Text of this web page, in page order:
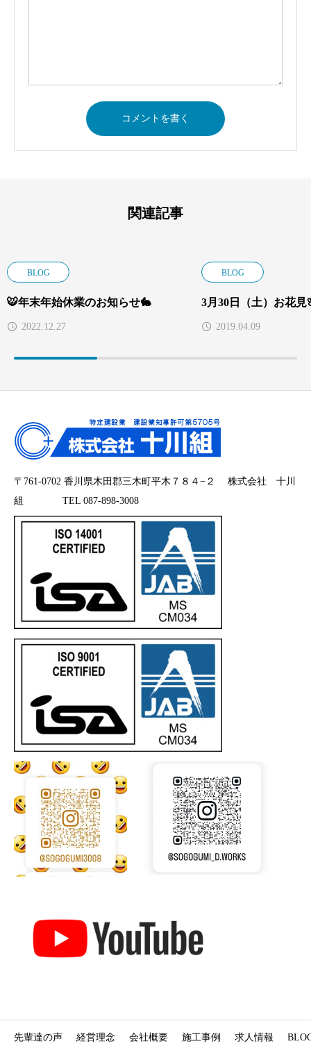
関連記事
BLOG
🐯年末年始休業のお知らせ🐇
2022.12.27
BLOG
3月30日（土）お花見
2019.04.09
〒761-0702 香川県木田郡三木町平木７８４−２ 株式会社 十川
組 TEL 087-898-3008
先輩達の声 経営理念 会社概要 施工事例 求人情報